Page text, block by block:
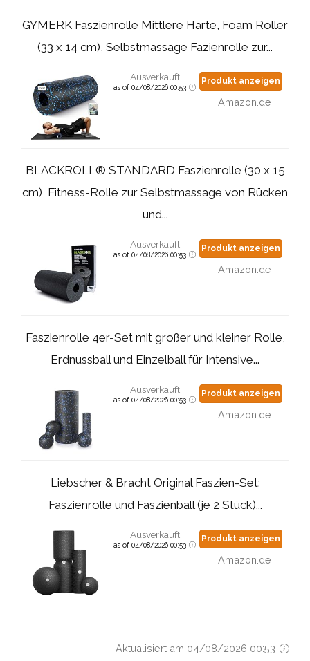
GYMERK Faszienrolle Mittlere Härte, Foam Roller
(33 x 14 cm), Selbstmassage Fazienrolle zur...
Ausverkauft
as of 04/08/2026 00:53
Produkt anzeigen
Amazon.de
BLACKROLL® STANDARD Faszienrolle (30 x 15
cm), Fitness-Rolle zur Selbstmassage von Rücken
und...
Ausverkauft
as of 04/08/2026 00:53
Produkt anzeigen
Amazon.de
Faszienrolle 4er-Set mit großer und kleiner Rolle,
Erdnussball und Einzelball für Intensive...
Ausverkauft
as of 04/08/2026 00:53
Produkt anzeigen
Amazon.de
Liebscher & Bracht Original Faszien-Set:
Faszienrolle und Faszienball (je 2 Stück)...
Ausverkauft
as of 04/08/2026 00:53
Produkt anzeigen
Amazon.de
Aktualisiert am 04/08/2026 00:53